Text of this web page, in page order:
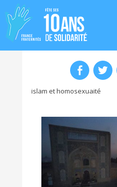
islam et homosexuaité